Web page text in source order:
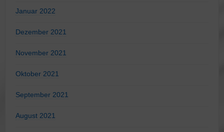
Januar 2022
Dezember 2021
November 2021
Oktober 2021
September 2021
August 2021